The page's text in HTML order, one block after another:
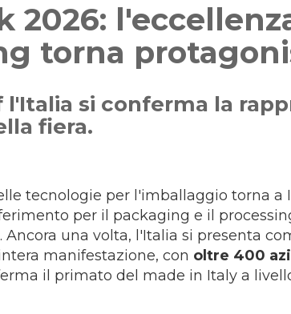
2026:
torna
l'Italia si conferma la
fiera.
tecnologie per l'imballaggio torna a
per il packaging e il
. Ancora una volta, l'Italia si presenta
manifestazione, con oltre 400
il primato del made in Italy a